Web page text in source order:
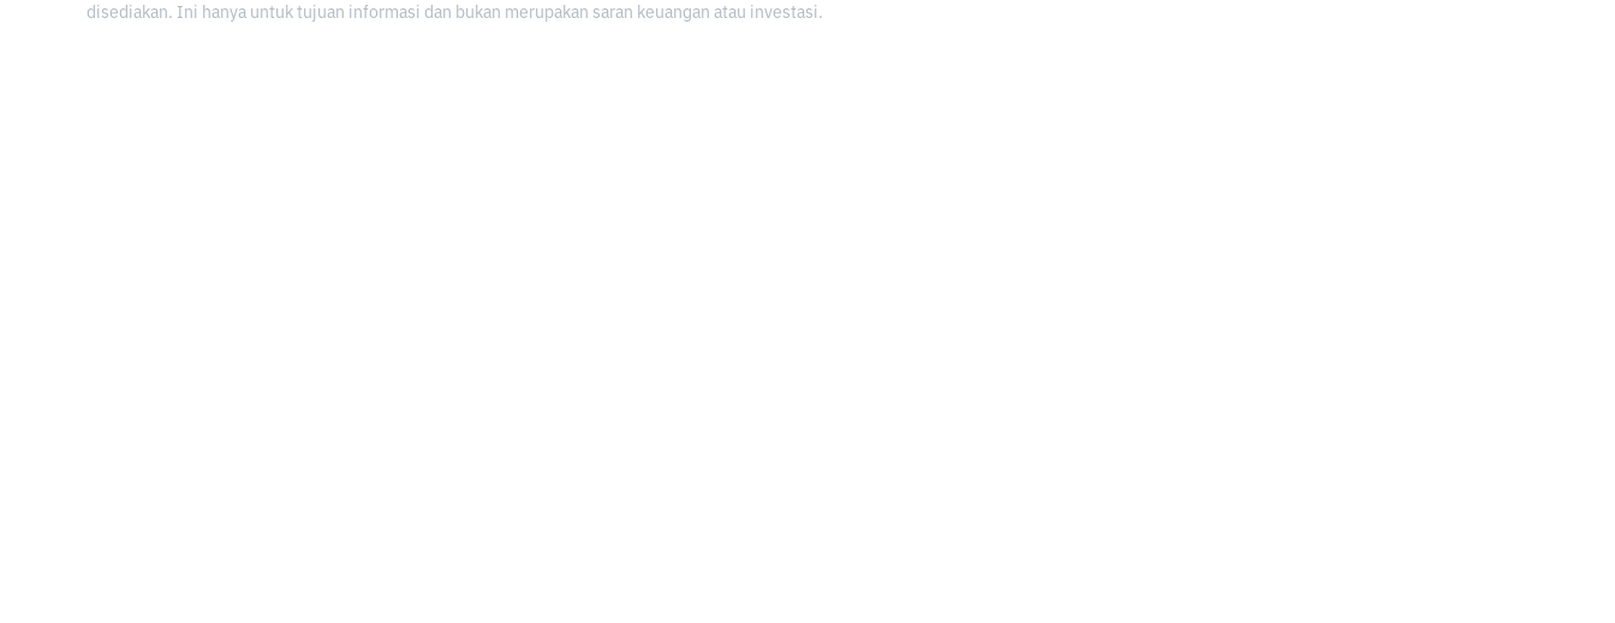
disediakan. Ini hanya untuk tujuan informasi dan bukan merupakan saran keuangan atau investasi.